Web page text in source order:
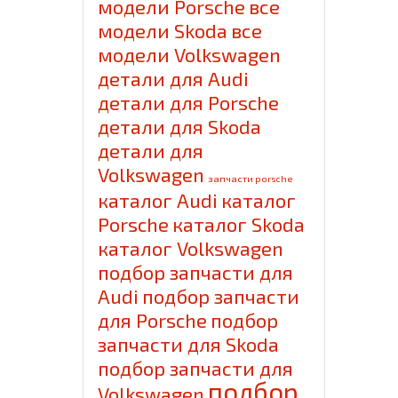
модели Porsche все
модели Skoda все
модели Volkswagen
детали для Audi
детали для Porsche
детали для Skoda
детали для
Volkswagen запчасти porsche
каталог Audi каталог
Porsche каталог Skoda
каталог Volkswagen
подбор запчасти для
Audi подбор запчасти
для Porsche подбор
запчасти для Skoda
подбор запчасти для
подбор